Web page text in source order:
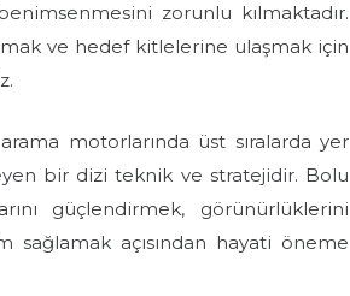
zorunlu kılmaktadır.
ve hedef kitlelerine ulaşmak için
motorlarında üst sıralarda yer
bir dizi teknik ve stratejidir. Bolu
güçlendirmek, görünürlüklerini
açısından hayati öneme